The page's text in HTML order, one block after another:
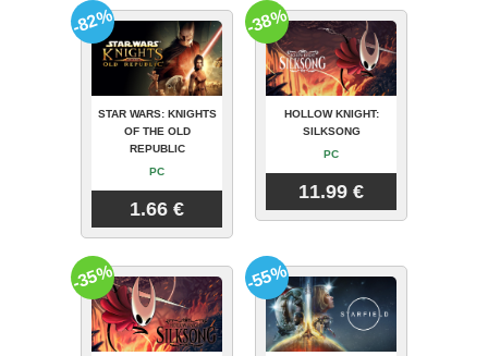
STAR WARS: KNIGHTS
OF THE OLD
REPUBLIC
PC
1.66 €
-82%
HOLLOW KNIGHT:
SILKSONG
PC
11.99 €
-38%
-35% -55%